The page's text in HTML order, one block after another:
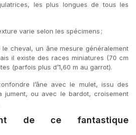
les plus longues de tous les
varie selon les spécimens ;
cheval, un âne mesure généralement
il existe des races miniatures (70 cm
(parfois plus d’1,60 m au garrot).
l’âne avec le mulet, issu des
jument, ou avec le bardot, croisement
de ce fantastique